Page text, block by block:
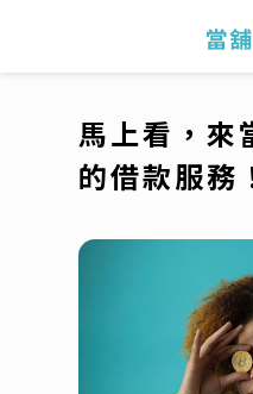
馬上看，來
的借款服務